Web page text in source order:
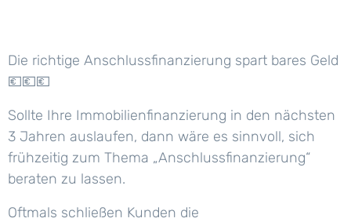
Die richtige Anschlussfinanzierung spart bares Geld
💶💶💶
Sollte Ihre Immobilienfinanzierung in den nächsten
3 Jahren auslaufen, dann wäre es sinnvoll, sich
frühzeitig zum Thema „Anschlussfinanzierung“
beraten zu lassen.
Oftmals schließen Kunden die